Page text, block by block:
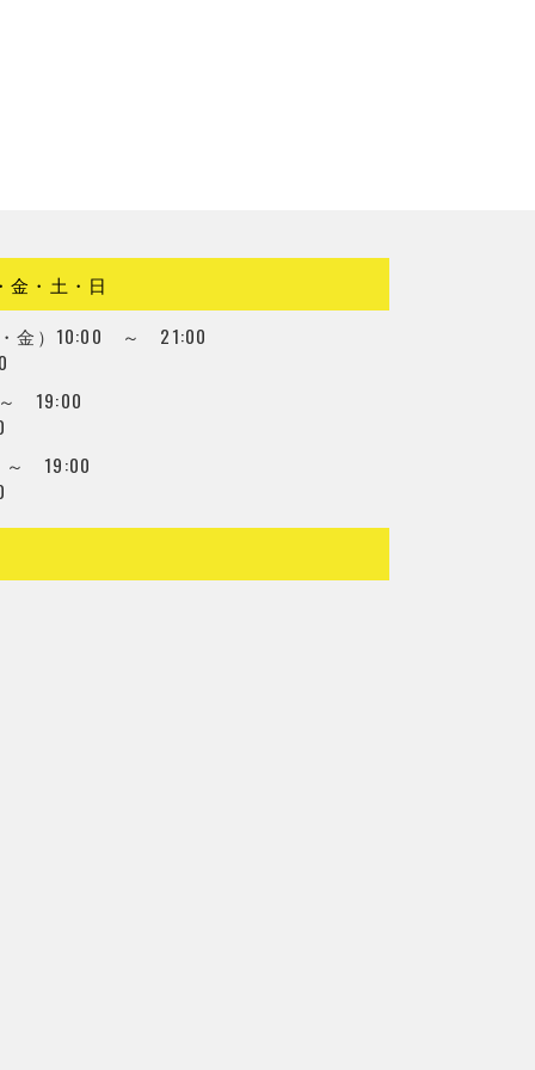
・土・日
・金）10:00 ～ 21:00
19:00
～ 19:00